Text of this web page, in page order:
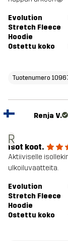
Evolution
Stretch Fleece
Hoodie
Ostettu koko
Tuotenumero
R
Renja V.
Isot koot.
Aktiiviselle
ulkoiluvaatteita.
Evolution
Stretch Fleece
Hoodie
Ostettu koko